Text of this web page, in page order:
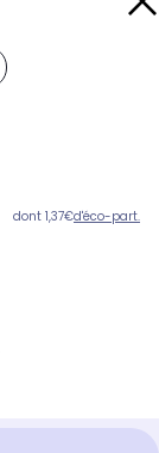
dont 1,37€d'éco-part.